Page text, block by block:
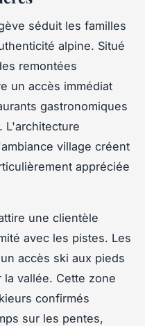
séduit les familles
alpine. Situé
remontées
un accès immédiat
gastronomiques
L'architecture
village créent
appréciée
une clientèle
avec les pistes. Les
accès ski aux pieds
vallée. Cette zone
confirmés
sur les pentes,